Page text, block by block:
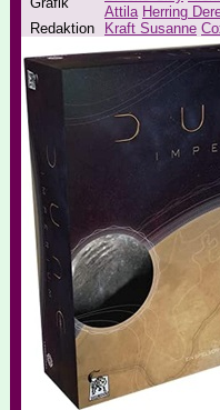
Attila Herring
Redaktion
Kraft Susanne